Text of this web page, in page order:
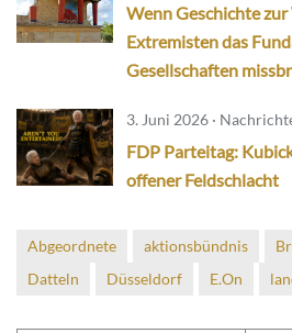
Wenn Geschichte
Extremisten das
Gesellschaften
3. Juni 2026 ·
FDP Parteitag:
offener Feldschlacht
Abgeordnete aktionsbündnis
Datteln
Düsseldorf E.On